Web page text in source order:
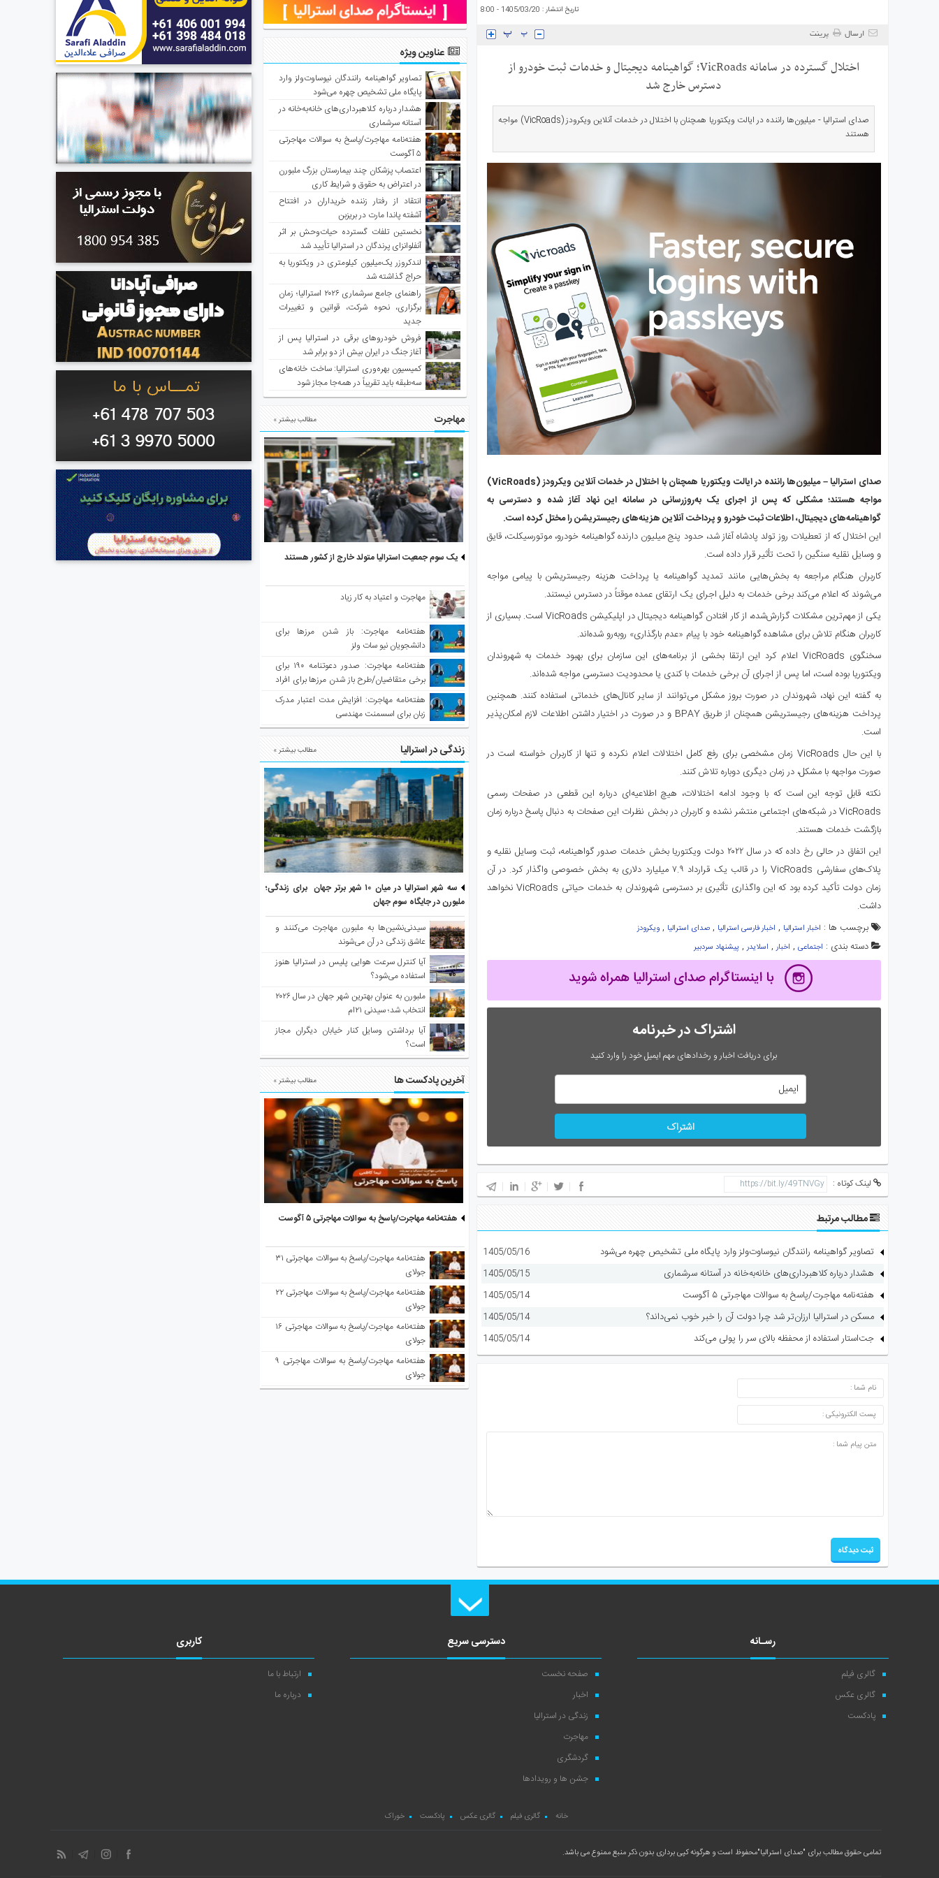
تاریخ انتشار : 1405/03/20 - 8:00
ارسال پرینت
اختلال گسترده در سامانه VicRoads؛ گواهینامه دیجیتال و خدمات ثبت خودرو از
دسترس خارج شد
صدای استرالیا - میلیون‌ها راننده در ایالت ویکتوریا همچنان با اختلال در خدمات آنلاین ویکرودز (VicRoads) مواجه
هستند
صدای استرالیا – میلیون‌ها راننده در ایالت ویکتوریا همچنان با اختلال در خدمات آنلاین ویکرودز (VicRoads)
مواجه هستند؛ مشکلی که پس از اجرای یک به‌روزرسانی در سامانه این نهاد آغاز شده و دسترسی به
گواهینامه‌های دیجیتال، اطلاعات ثبت خودرو و پرداخت آنلاین هزینه‌های رجیستریشن را مختل کرده است.
این اختلال که از تعطیلات روز تولد پادشاه آغاز شد، حدود پنج میلیون دارنده گواهینامه خودرو، موتورسیکلت، قایق
و وسایل نقلیه سنگین را تحت تأثیر قرار داده است.
کاربران هنگام مراجعه به بخش‌هایی مانند تمدید گواهینامه یا پرداخت هزینه رجیستریشن با پیامی مواجه
می‌شوند که اعلام می‌کند برخی خدمات به دلیل اجرای یک ارتقای عمده موقتاً در دسترس نیستند.
یکی از مهم‌ترین مشکلات گزارش‌شده، از کار افتادن گواهینامه دیجیتال در اپلیکیشن VicRoads است. بسیاری از
کاربران هنگام تلاش برای مشاهده گواهینامه خود با پیام «عدم بارگذاری» روبه‌رو شده‌اند.
سخنگوی VicRoads اعلام کرد این ارتقا بخشی از برنامه‌های این سازمان برای بهبود خدمات به شهروندان
ویکتوریا بوده است، اما پس از اجرای آن برخی خدمات با کندی یا محدودیت دسترسی مواجه شده‌اند.
به گفته این نهاد، شهروندان در صورت بروز مشکل می‌توانند از سایر کانال‌های خدماتی استفاده کنند. همچنین
پرداخت هزینه‌های رجیستریشن همچنان از طریق BPAY و در صورت در اختیار داشتن اطلاعات لازم امکان‌پذیر
است.
با این حال VicRoads زمان مشخصی برای رفع کامل اختلالات اعلام نکرده و تنها از کاربران خواسته است در
صورت مواجهه با مشکل، در زمان دیگری دوباره تلاش کنند.
نکته قابل توجه این است که با وجود ادامه اختلالات، هیچ اطلاعیه‌ای درباره این قطعی در صفحات رسمی
VicRoads در شبکه‌های اجتماعی منتشر نشده و کاربران در بخش نظرات این صفحات به دنبال پاسخ درباره زمان
بازگشت خدمات هستند.
این اتفاق در حالی رخ داده که در سال ۲۰۲۲ دولت ویکتوریا بخش خدمات صدور گواهینامه، ثبت وسایل نقلیه و
پلاک‌های سفارشی VicRoads را در قالب یک قرارداد ۷.۹ میلیارد دلاری به بخش خصوصی واگذار کرد. در آن
زمان دولت تأکید کرده بود که این واگذاری تأثیری بر دسترسی شهروندان به خدمات حیاتی VicRoads نخواهد
داشت.
برچسب ها : اخبار استرالیا , اخبار فارسی استرالیا , صدای استرالیا , ویکرودز
دسته بندی : اجتماعی , اخبار, اسلایدر, پیشنهاد سردبیر
اشتراک در خبرنامه
برای دریافت اخبار و رخدادهای مهم ایمیل خود را وارد کنید
اشتراک
لینک کوتاه :
مطالب مرتبط
تصاویر گواهینامه رانندگان نیوساوت‌ولز وارد پایگاه ملی تشخیص چهره می‌شود 1405/05/16
هشدار درباره کلاهبرداری‌های خانه‌به‌خانه در آستانه سرشماری 1405/05/15
هفته‌نامه مهاجرت/پاسخ به سوالات مهاجرتی ۵ آگوست 1405/05/14
مسکن در استرالیا ارزان‌تر شد چرا دولت آن را خبر خوب نمی‌داند؟ 1405/05/14
جت‌استار استفاده از محفظه بالای سر را پولی می‌کند 1405/05/14
ارسال دیدگاه
عناوین ویژه
تصاویر گواهینامه رانندگان نیوساوت‌ولز وارد
پایگاه ملی تشخیص چهره می‌شود
هشدار درباره کلاهبرداری‌های خانه‌به‌خانه در
آستانه سرشماری
هفته‌نامه مهاجرت/پاسخ به سوالات مهاجرتی
۵ آگوست
اعتصاب پزشکان چند بیمارستان بزرگ ملبورن
در اعتراض به حقوق و شرایط کاری
انتقاد از رفتار زننده خریداران در افتتاح
آشفته پاندا مارت در بریزبن
نخستین تلفات گسترده حیات‌وحش بر اثر
آنفلوانزای پرندگان در استرالیا تأیید شد
لندکروزر یک‌میلیون کیلومتری در ویکتوریا به
حراج گذاشته شد
راهنمای جامع سرشماری ۲۰۲۶ استرالیا؛ زمان
برگزاری، نحوه شرکت، قوانین و تغییرات
جدید
فروش خودروهای برقی در استرالیا پس از
آغاز جنگ در ایران بیش از دو برابر شد
کمیسیون بهره‌وری استرالیا: ساخت خانه‌های
سه‌طبقه باید تقریباً در همه‌جا مجاز شود
مهاجرت مطالب بیشتر »
یک سوم جمعیت استرالیا متولد خارج از کشور هستند
مهاجرت و اعتیاد به کار زیاد
هفته‌نامه مهاجرت: باز شدن مرزها برای
دانشجویان نیو سات ولز
هفته‌نامه مهاجرت: صدور دعوتنامه ۱۹۰ برای
برخی متقاضیان/طرح باز شدن مرزها برای افراد
واکسینه شده
هفته‌نامه مهاجرت: افزایش مدت اعتبار مدرک
زبان برای اسسمنت مهندسی
زندگی در استرالیا مطالب بیشتر »
سه شهر استرالیا در میان ۱۰ شهر برتر جهان برای زندگی؛
ملبورن در جایگاه سوم جهان
سیدنی‌نشین‌ها به ملبورن مهاجرت می‌کنند و
عاشق زندگی در آن می‌شوند
آیا کنترل سرعت هوایی پلیس در استرالیا هنوز
استفاده می‌شود؟
ملبورن به عنوان بهترین شهر جهان در سال ۲۰۲۶
انتخاب شد؛ سیدنی ۲۱‌ام
آیا برداشتن وسایل کنار خیابان دیگران مجاز
است؟
آخرین پادکست ها مطالب بیشتر »
هفته‌نامه مهاجرت/پاسخ به سوالات مهاجرتی ۵ آگوست
هفته‌نامه مهاجرت/پاسخ به سوالات مهاجرتی ۳۱
جولای
هفته‌نامه مهاجرت/پاسخ به سوالات مهاجرتی ۲۲
جولای
هفته‌نامه مهاجرت/پاسخ به سوالات مهاجرتی ۱۶
جولای
هفته‌نامه مهاجرت/پاسخ به سوالات مهاجرتی ۹
جولای
رسـانه
گالری فیلم
گالری عکس
پادکست
دسترسی سریع
صفحه نخست
اخبار
زندگی در استرالیا
مهاجرت
گردشگری
جشن ها و رویدادها
کاربری
ارتباط با ما
درباره ما
خانه گالری فیلم گالری عکس پادکست خوراک
تمامی حقوق مطالب برای "صدای استرالیا"محفوظ است و هرگونه کپی برداری بدون ذکر منبع ممنوع می باشد.